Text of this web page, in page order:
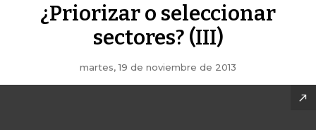
¿Priorizar o seleccionar
sectores? (III)
martes, 19 de noviembre de 2013